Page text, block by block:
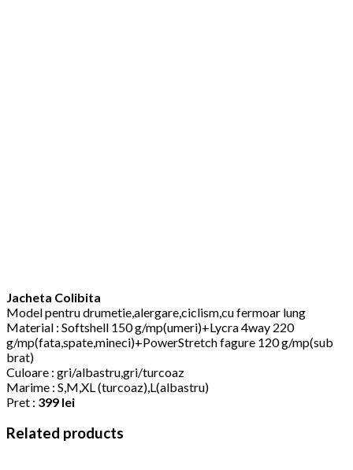
Jacheta Colibita
Model pentru drumetie,alergare,ciclism,cu fermoar lung
Material : Softshell 150 g/mp(umeri)+Lycra 4way 220
g/mp(fata,spate,mineci)+PowerStretch fagure 120 g/mp(sub
brat)
Culoare : gri/albastru,gri/turcoaz
Marime : S,M,XL (turcoaz),L(albastru)
Pret : 399 lei
Related products